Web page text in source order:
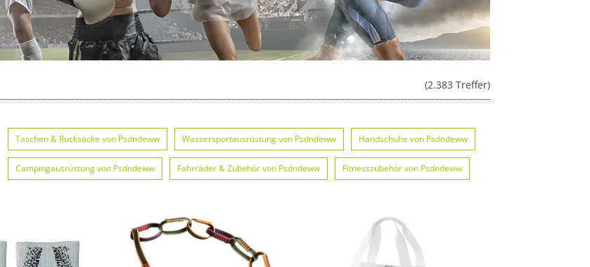
(2.383 Treffer)
Taschen & Rucksäcke von Psdndeww Wassersportausrüstung von Psdndeww Handschuhe von Psdndeww
Campingausrüstung von Psdndeww Fahrräder & Zubehör von Psdndeww Fitnesszubehör von Psdndeww
Schläger & Stöcke von Psdndeww Matten & Kissen von Psdndeww Helme von Psdndeww
Brillen von Psdndeww Schlafsäcke von Psdndeww Zelte von Psdndeww Lampen von Psdndeww